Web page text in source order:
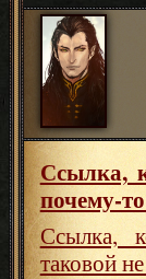
Ссылка,
почему-
Ссылка,
таковой